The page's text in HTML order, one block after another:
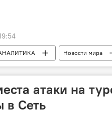
Новости мира
атаки на
в Сеть